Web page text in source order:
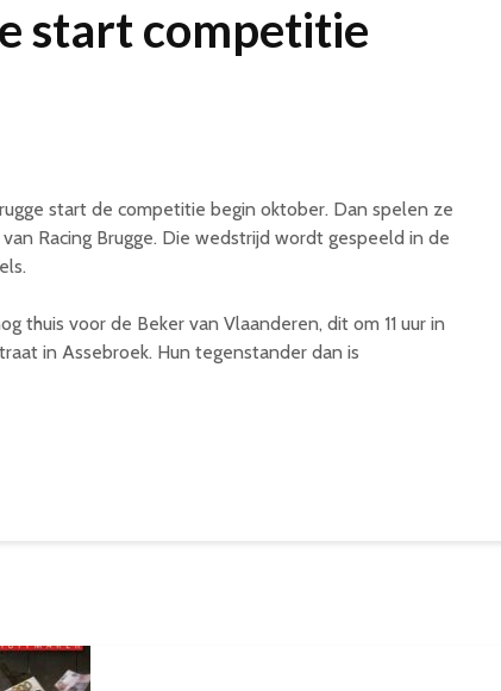
start competitie
start de competitie begin oktober. Dan spelen ze
Racing Brugge. Die wedstrijd wordt gespeeld in de
thuis voor de Beker van Vlaanderen, dit om 11 uur in
in Assebroek. Hun tegenstander dan is